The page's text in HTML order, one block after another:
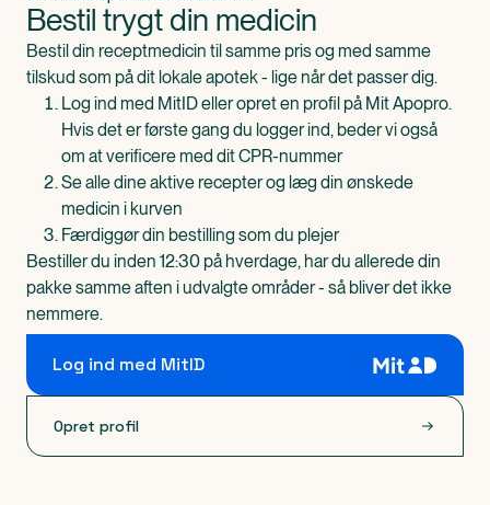
Bestil trygt din medicin
Bestil din receptmedicin til samme pris og med samme
tilskud som på dit lokale apotek - lige når det passer dig.
Log ind med MitID eller opret en profil på Mit Apopro.
Hvis det er første gang du logger ind, beder vi også
om at verificere med dit CPR-nummer
Se alle dine aktive recepter og læg din ønskede
medicin i kurven
Færdiggør din bestilling som du plejer
Bestiller du inden 12:30 på hverdage, har du allerede din
pakke samme aften i udvalgte områder - så bliver det ikke
nemmere.
Log ind med MitID
Opret profil